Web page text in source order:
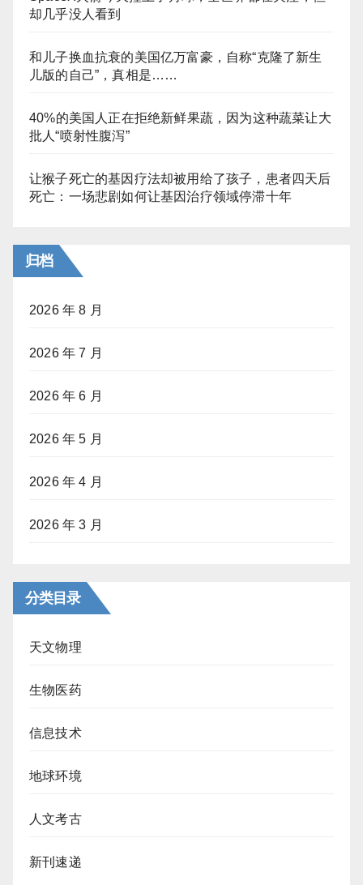
却几乎没人看到
和儿子换血抗衰的美国亿万富豪，自称“克隆了新生
儿版的自己”，真相是……
40%的美国人正在拒绝新鲜果蔬，因为这种蔬菜让大
批人“喷射性腹泻”
让猴子死亡的基因疗法却被用给了孩子，患者四天后
死亡：一场悲剧如何让基因治疗领域停滞十年
归档
2026 年 8 月
2026 年 7 月
2026 年 6 月
2026 年 5 月
2026 年 4 月
2026 年 3 月
分类目录
天文物理
生物医药
信息技术
地球环境
人文考古
新刊速递